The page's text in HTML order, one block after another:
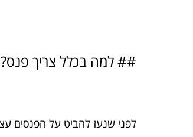
## למה בכלל צריך
לפני שנעז להביט על הפנסים